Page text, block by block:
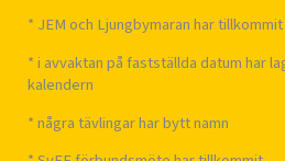
* JEM och Ljungbymaran har tillkommit
* i avvaktan på fastställda datum har
kalendern
* några tävlingar har bytt namn